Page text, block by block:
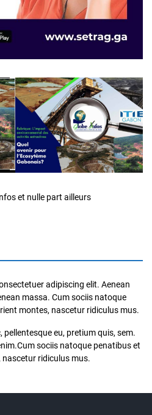
et nulle part ailleurs
adipiscing elit. Aenean
massa. Cum sociis natoque
montes, nascetur ridiculus mus.
pellentesque eu, pretium quis, sem.
sociis natoque penatibus et
ridiculus mus.